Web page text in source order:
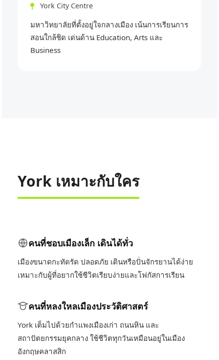
York City Centre
มหาวิทยาลัยที่ตั้งอยู่ใจกลางเมือง เน้นการเรียนการ
สอนใกล้ชิด เด่นด้าน Education, Arts และ
Business
York เหมาะกับใคร
คนที่ชอบเมืองเล็ก เดินได้ทั่ว
เมืองขนาดกะทัดรัด ปลอดภัย เดินหรือปั่นจักรยานได้ง่าย
เหมาะกับผู้ที่อยากใช้ชีวิตเรียบง่ายและโฟกัสการเรียน
คนที่หลงใหลเมืองประวัติศาสตร์
York เต็มไปด้วยกำแพงเมืองเก่า ถนนหิน และ
สถาปัตยกรรมยุคกลาง ใช้ชีวิตทุกวันเหมือนอยู่ในเมือง
อังกฤษคลาสสิก